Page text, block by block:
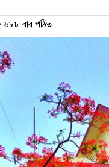
৬৮৮ বার পঠিত